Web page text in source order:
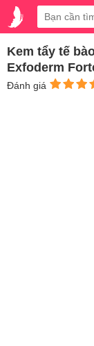
Kem tẩy tế
Exfoderm
Đánh giá